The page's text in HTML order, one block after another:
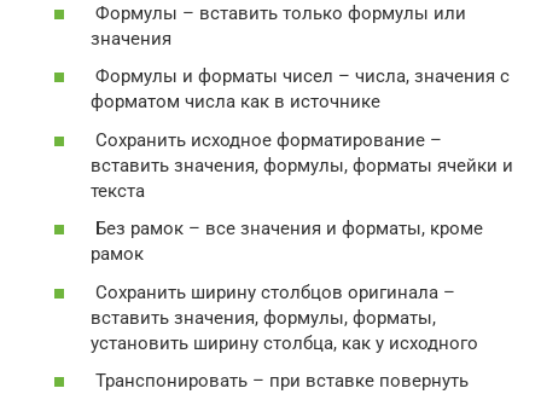
Формулы – вставить только формулы или
значения
Формулы и форматы чисел – числа, значения с
форматом числа как в источнике
Сохранить исходное форматирование –
вставить значения, формулы, форматы ячейки и
текста
Без рамок – все значения и форматы, кроме
рамок
Сохранить ширину столбцов оригинала –
вставить значения, формулы, форматы,
установить ширину столбца, как у исходного
Транспонировать – при вставке повернуть